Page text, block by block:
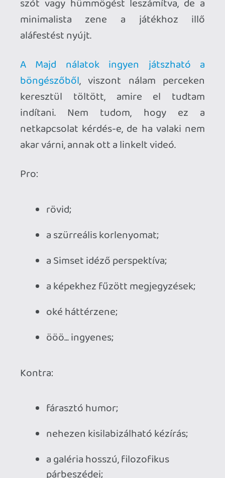
nehezen kisilabizálható kézírás;
a galéria hosszú, filozofikus
párbeszédei;
csak egyszer lehet a párbeszédeket
meghallgatni;
mázlifaktor, hogy ne egyből a játék
végére ugrojunk;
lehetett volna több interaktolható
tárgy;
Kiknek ajánlható?
Ha valaki kíváncsi a Budapest
játékkal kap egy betekintést némi
szürreális szűrőn át.